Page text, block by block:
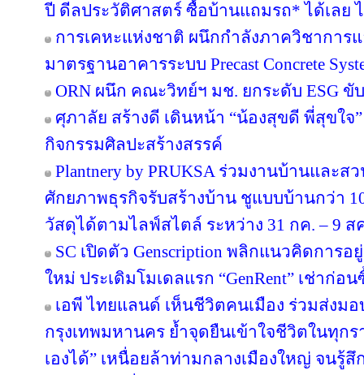
ปี ดีลประวัติศาสตร์ ซื้อบ้านแถมรถ* ได้เลย
การเคหะแห่งชาติ ผนึกกำลังภาควิชาการ
มาตรฐานอาคารระบบ Precast Concrete
ORN ผนึก คณะวิทย์ฯ มช. ยกระดับ ESG ขั
ศุภาลัย สร้างดี เดินหน้า “น้องสุขดี พี่สุขใจ
กิจกรรมศิลปะสร้างสรรค์
Plantnery by PRUKSA ร่วมงานบ้านและส
ศักยภาพธุรกิจรับสร้างบ้าน ชูแบบบ้านกว่า
วัสดุได้ตามไลฟ์สไตล์ ระหว่าง 31 กค. – 9 ส
SC เปิดตัว Genscription พลิกแนวคิดการ
ใหม่ ประเดิมโมเดลแรก “GenRent” เช่าก่อ
เอพี ไทยแลนด์ เห็นชีวิตคนเมือง ร่วมส่งมอ
กรุงเทพมหานคร ย้ำจุดยืนเข้าใจชีวิตในทุกร
เองได้” เหนื่อยล้าท่ามกลางเมืองใหญ่ จนรู้